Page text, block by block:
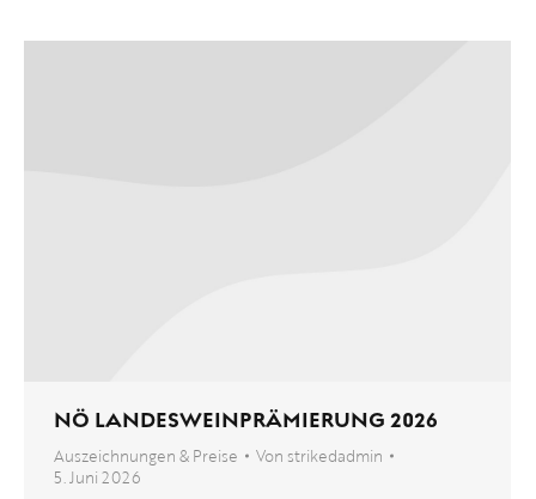
NÖ LANDESWEINPRÄMIERUNG 2026
Auszeichnungen & Preise Von strikedadmin
5. Juni 2026